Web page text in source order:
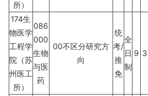
所）
174生
物医学
工程学
院（苏
州医工
所）
086
000
生物
与医
药
00不区分研究方
向
统
考/
推
免
全
日
制
9 3